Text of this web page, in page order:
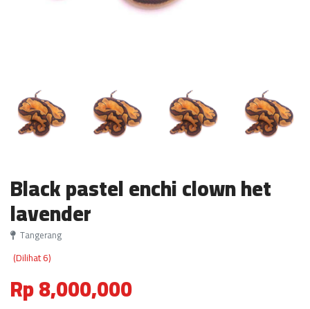
Black pastel enchi clown het
lavender
Tangerang
(Dilihat 6)
Rp 8,000,000